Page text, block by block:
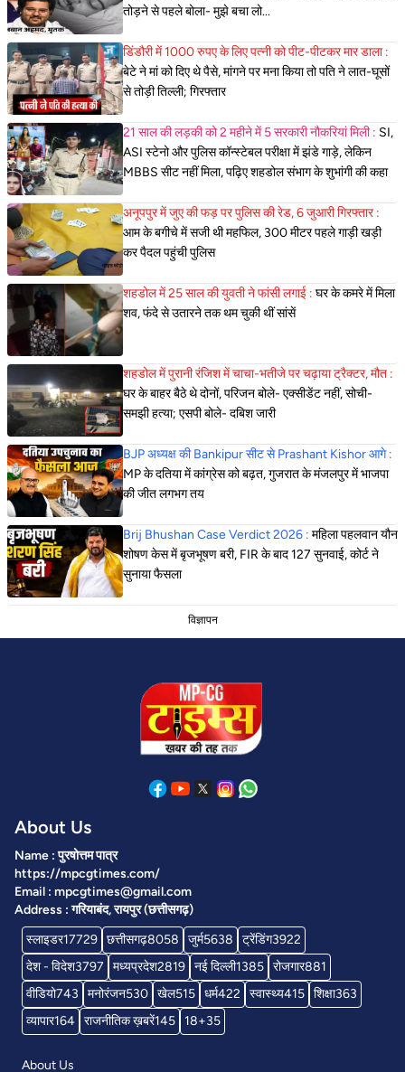
तोड़ने से पहले बोला- मुझे बचा लो...
डिंडौरी में 1000 रुपए के लिए पत्नी को पीट-पीटकर मार डाला :
बेटे ने मां को दिए थे पैसे, मांगने पर मना किया तो पति ने लात-घूसों
से तोड़ी तिल्ली; गिरफ्तार
21 साल की लड़की को 2 महीने में 5 सरकारी नौकरियां मिली : SI,
ASI स्टेनो और पुलिस कॉन्स्टेबल परीक्षा में झंडे गाड़े, लेकिन
MBBS सीट नहीं मिला, पढ़िए शहडोल संभाग के शुभांगी की कहा
अनूपपुर में जुए की फड़ पर पुलिस की रेड, 6 जुआरी गिरफ्तार :
आम के बगीचे में सजी थी महफिल, 300 मीटर पहले गाड़ी खड़ी
कर पैदल पहुंची पुलिस
शहडोल में 25 साल की युवती ने फांसी लगाई : घर के कमरे में मिला
शव, फंदे से उतारने तक थम चुकी थीं सांसें
शहडोल में पुरानी रंजिश में चाचा-भतीजे पर चढ़ाया ट्रैक्टर, मौत :
घर के बाहर बैठे थे दोनों, परिजन बोले- एक्सीडेंट नहीं, सोची-
समझी हत्या; एसपी बोले- दबिश जारी
BJP अध्यक्ष की Bankipur सीट से Prashant Kishor आगे :
MP के दतिया में कांग्रेस को बढ़त, गुजरात के मंजलपुर में भाजपा
की जीत लगभग तय
Brij Bhushan Case Verdict 2026 : महिला पहलवान यौन
शोषण केस में बृजभूषण बरी, FIR के बाद 127 सुनवाई, कोर्ट ने
सुनाया फैसला
विज्ञापन
About Us
Name : पुरषोत्तम पात्र
https://mpcgtimes.com/
Email : mpcgtimes@gmail.com
Address : गरियाबंद, रायपुर (छत्तीसगढ़)
स्लाइडर17729 छत्तीसगढ़8058 जुर्म5638 ट्रेंडिंग3922
देश - विदेश3797 मध्यप्रदेश2819 नई दिल्ली1385 रोजगार881
वीडियो743 मनोरंजन530 खेल515 धर्म422 स्वास्थ्य415 शिक्षा363
व्यापार164 राजनीतिक ख़बरें145 18+35
About Us